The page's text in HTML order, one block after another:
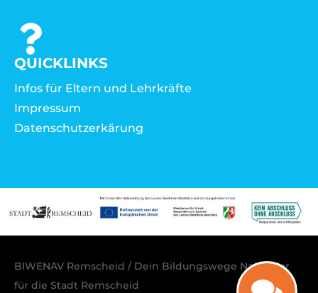
QUICKLINKS
Infos für Eltern und Lehrkräfte
Impressum
Datenschutzerkärung
BIWENAV Remscheid / Dein Bildungswege Navigator
für die Stadt Remscheid